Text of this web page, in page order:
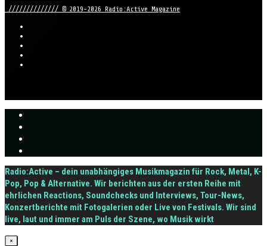
////////////// © 2019-2026 Radio:Active Magazine
Radio:Active – dein unabhängiges Musikmagazin für Rock, Metal, K-
Pop, Pop & Alternative. Wir berichten aus der ersten Reihe mit
ehrlichen Reactions, Soundchecks und Interviews, Tour-News,
Konzertberichte mit Fotogalerien oder Live von Festivals. Wir sind
live, laut und immer am Puls der Szene, wo Musik wirkt
×